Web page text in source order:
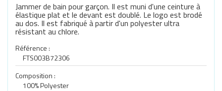
Jammer de bain pour garçon. Il est muni d'une ceinture à
élastique plat et le devant est doublé. Le logo est brodé
au dos. Il est fabriqué à partir d'un polyester ultra
résistant au chlore.
Référence :
FTS003B72306
Composition :
100% Polyester